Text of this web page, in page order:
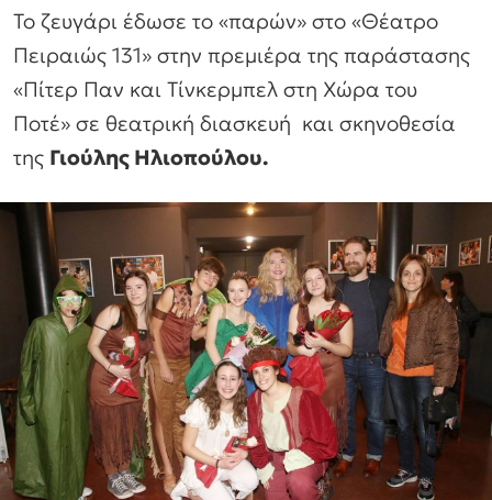
Το ζευγάρι έδωσε το «παρών» στο «Θέατρο
Πειραιώς 131» στην πρεμιέρα της παράστασης
«Πίτερ Παν και Τίνκερμπελ στη Χώρα του
Ποτέ» σε θεατρική διασκευή και σκηνοθεσία
της Γιούλης Ηλιοπούλου.